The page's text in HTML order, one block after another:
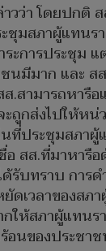
วว่า โดยปกติ
มสภาผู้แทนร
ระการประชุม
มีมาก และ ส
ส.สามารถหา
ถูกส่งไปให้หน่
ที่ประชุมสภา
อ สส.ที่มาหารื
รับทราบ การ
ดเวลาของสภ
ให้สภาผู้แทนร
อนของประชา